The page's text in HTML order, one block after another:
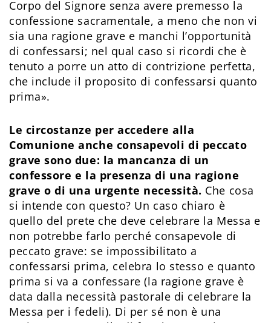
Corpo del Signore senza avere premesso la
confessione sacramentale, a meno che non vi
sia una ragione grave e manchi l’opportunità
di confessarsi; nel qual caso si ricordi che è
tenuto a porre un atto di contrizione perfetta,
che include il proposito di confessarsi quanto
prima».
Le circostanze per accedere alla
Comunione anche consapevoli di peccato
grave sono due: la mancanza di un
confessore e la presenza di una ragione
grave o di una urgente necessità. Che cosa
si intende con questo? Un caso chiaro è
quello del prete che deve celebrare la Messa e
non potrebbe farlo perché consapevole di
peccato grave: se impossibilitato a
confessarsi prima, celebra lo stesso e quanto
prima si va a confessare (la ragione grave è
data dalla necessità pastorale di celebrare la
Messa per i fedeli). Di per sé non è una